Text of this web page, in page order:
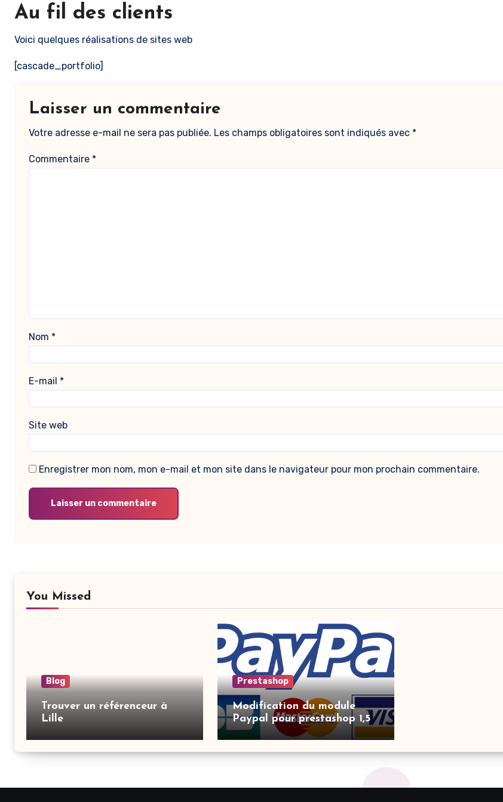
Au fil des clients
Voici quelques réalisations de sites web
[cascade_portfolio]
Laisser un commentaire
Votre adresse e-mail ne sera pas publiée. Les champs obligatoires sont indiqués avec *
Commentaire *
Nom *
E-mail *
Site web
Enregistrer mon nom, mon e-mail et mon site dans le navigateur pour mon prochain commentaire.
You Missed
Blog
Trouver un référenceur à
Lille
Prestashop
Modification du module
Paypal pour prestashop 1,5